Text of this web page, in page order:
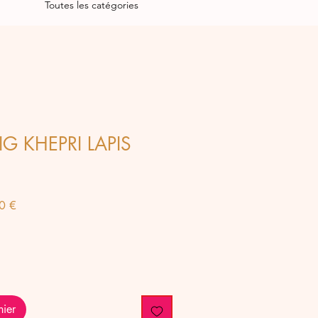
Toutes les catégories
KHEPRI LAPIS
€